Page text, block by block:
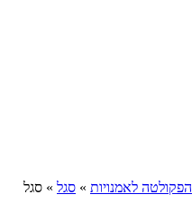
הפקולטה לאמנויות » סגל » סגל